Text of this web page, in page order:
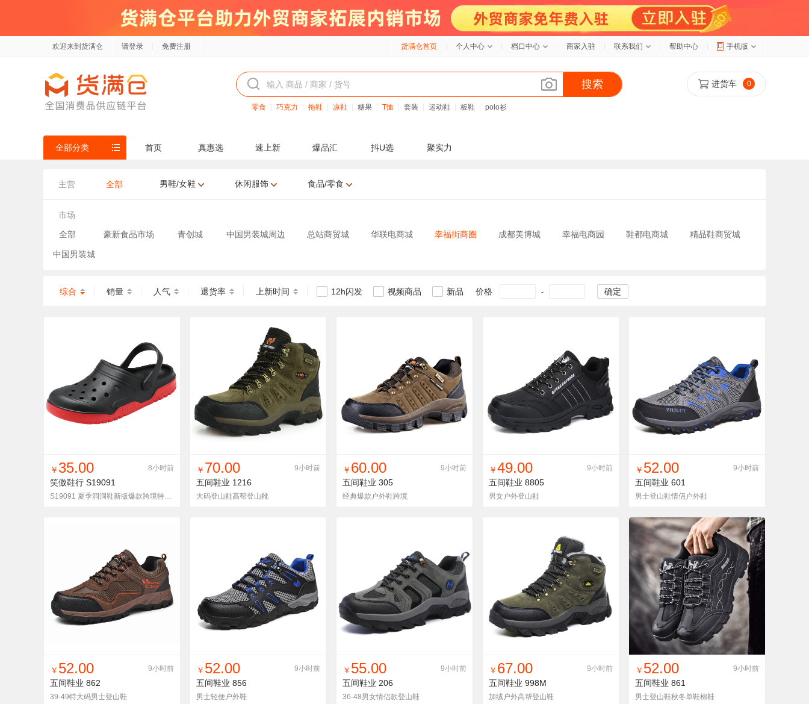
欢迎来到货满仓 请登录 免费注册 货满仓首页 个人中心 档口中心 商家入驻 联系我们 帮助中心 手机版
搜索
零食 巧克力 拖鞋 凉鞋 糖果 T恤 套装 运动鞋 板鞋 polo衫
进货车 0
全部分类 首页 真惠选 速上新 爆品汇 抖U选 聚实力
主营 全部 男鞋/女鞋 休闲服饰 食品/零食
市场
全部
豪新食品市场 青创城 中国男装城周边 总站商贸城 华联电商城 幸福街商圈 成都美博城 幸福电商园 鞋都电商城 精品鞋商贸城
中国男装城
综合 销量 人气 退货率 上新时间 12h闪发 视频商品 新品 价格 - 确定
找同款 加入铺货单 收藏
￥ 35.00 8小时前
笑傲鞋行 S19091
S19091 夏季洞洞鞋新版爆款跨境特大码 49-50-51
找同款 加入铺货单 收藏
￥ 70.00 9小时前
五间鞋业 1216
大码登山鞋高帮登山靴
找同款 加入铺货单 收藏
￥ 60.00 9小时前
五间鞋业 305
经典爆款户外鞋跨境
找同款 加入铺货单 收藏
￥49.00 9小时前
五间鞋业 8805
男女户外登山鞋
找同款 加入铺货单 收藏
￥ 52.00 9小时前
五间鞋业 601
男士登山鞋情侣户外鞋
找同款 加入铺货单 收藏
￥ 52.00 9小时前
五间鞋业 862
39-49特大码男士登山鞋
找同款 加入铺货单 收藏
￥ 52.00 9小时前
五间鞋业 856
男士轻便户外鞋
找同款 加入铺货单 收藏
￥ 55.00 9小时前
五间鞋业 206
36-48男女情侣款登山鞋
找同款 加入铺货单 收藏
￥ 67.00 9小时前
五间鞋业 998M
加绒户外高帮登山鞋
找同款 加入铺货单 收藏
￥ 52.00 9小时前
五间鞋业 861
男士登山鞋秋冬单鞋棉鞋